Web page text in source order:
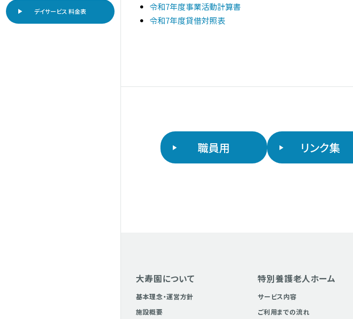
デイサービス 料金表
令和7年度事業活動計算書
令和7年度貸借対照表
職員用 リンク集
大寿園について
基本理念・運営方針
施設概要
特別養護老人ホーム
サービス内容
ご利用までの流れ